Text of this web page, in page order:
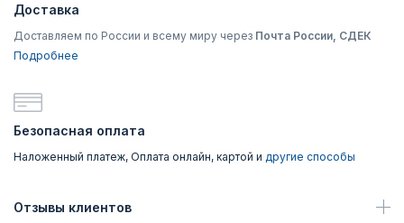
Доставка
Доставляем по России и всему миру через Почта России, СДЕК
Подробнее
Безопасная оплата
Наложенный платеж, Оплата онлайн, картой и другие способы
Отзывы клиентов